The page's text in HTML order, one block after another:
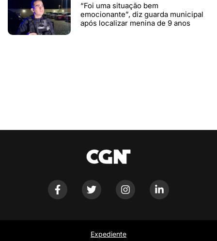
“Foi uma situação bem
emocionante”, diz guarda municipal
após localizar menina de 9 anos
Expediente